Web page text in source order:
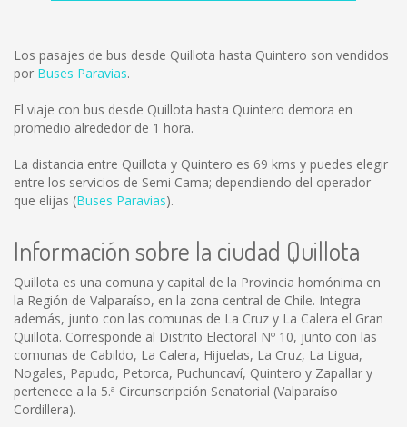
Los pasajes de bus desde Quillota hasta Quintero son vendidos
por Buses Paravias.
El viaje con bus desde Quillota hasta Quintero demora en
promedio alrededor de 1 hora.
La distancia entre Quillota y Quintero es 69 kms y puedes elegir
entre los servicios de Semi Cama; dependiendo del operador
que elijas (Buses Paravias).
Información sobre la ciudad Quillota
Quillota es una comuna y capital de la Provincia homónima en
la Región de Valparaíso, en la zona central de Chile. Integra
además, junto con las comunas de La Cruz y La Calera el Gran
Quillota. Corresponde al Distrito Electoral Nº 10, junto con las
comunas de Cabildo, La Calera, Hijuelas, La Cruz, La Ligua,
Nogales, Papudo, Petorca, Puchuncaví, Quintero y Zapallar y
pertenece a la 5.ª Circunscripción Senatorial (Valparaíso
Cordillera).